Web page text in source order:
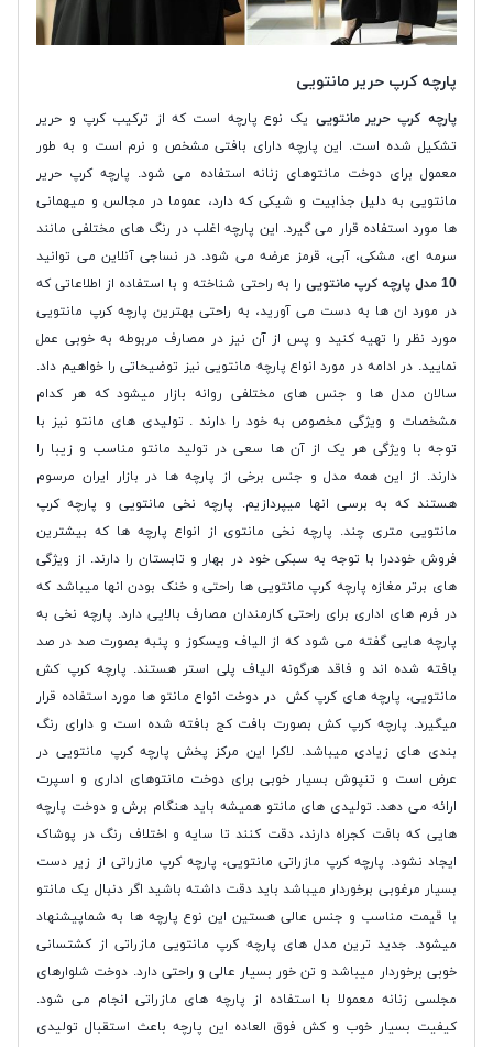
پارچه کرپ حریر مانتویی
پارچه کرپ حریر مانتویی یک نوع پارچه است که از ترکیب کرپ و حریر
تشکیل شده است. این پارچه دارای بافتی مشخص و نرم است و به طور
معمول برای دوخت مانتوهای زنانه استفاده می شود. پارچه کرپ حریر
مانتویی به دلیل جذابیت و شیکی که دارد، عموما در مجالس و میهمانی
ها مورد استفاده قرار می گیرد. این پارچه اغلب در رنگ های مختلفی مانند
سرمه ای، مشکی، آبی، قرمز عرضه می شود. در نساجی آنلاین می توانید
10 مدل پارچه کرپ مانتویی
را به راحتی شناخته و با استفاده از اطلاعاتی که
در مورد ان ها به دست می آورید، به راحتی بهترین پارچه کرپ مانتویی
مورد نظر را تهیه کنید و پس از آن نیز در مصارف مربوطه به خوبی عمل
نمایید. در ادامه در مورد انواع پارچه مانتویی نیز توضیحاتی را خواهیم داد.
سالان مدل ها و جنس های مختلفی روانه بازار میشود که هر کدام
مشخصات و ویژگی مخصوص به خود را دارند . تولیدی های مانتو نیز با
توجه با ویژگی هر یک از آن ها سعی در تولید مانتو مناسب و زیبا را
دارند. از این همه مدل و جنس برخی از پارچه ها در بازار ایران مرسوم
هستند که به برسی انها میپردازیم. پارچه نخی مانتویی و پارچه کرپ
مانتویی متری چند. پارچه نخی مانتوی از انواع پارچه ها که بیشترین
فروش خوددرا با توجه به سبکی خود در بهار و تابستان را دارند. از ویژگی
های برتر مغازه پارچه کرپ مانتویی ها راحتی و خنک بودن انها میباشد که
در فرم های اداری برای راحتی کارمندان مصارف بالایی دارد. پارچه نخی به
پارچه هایی گفته می شود که از الیاف ویسکوز و پنبه بصورت صد در صد
بافته شده اند و فاقد هرگونه الیاف پلی استر هستند. پارچه کرپ کش
مانتویی، پارچه های کرپ کش در دوخت انواع مانتو ها مورد استفاده قرار
میگیرد. پارچه کرپ کش بصورت بافت کج بافته شده است و دارای رنگ
بندی های زیادی میباشد. لاکرا این مرکز پخش پارچه کرپ مانتویی در
عرض است و تنپوش بسیار خوبی برای دوخت مانتوهای اداری و اسپرت
ارائه می دهد. تولیدی های مانتو همیشه باید هنگام برش و دوخت پارچه
هایی که بافت کجراه دارند، دقت کنند تا سایه و اختلاف رنگ در پوشاک
ایجاد نشود. پارچه کرپ مازراتی مانتویی، پارچه کرپ مازراتی از زیر دست
بسیار مرغوبی برخوردار میباشد باید دقت داشته باشید اگر دنبال یک مانتو
با قیمت مناسب و جنس عالی هستین این نوع پارچه ها به شماپیشنهاد
میشود. جدید ترین مدل های پارچه کرپ مانتویی مازراتی از کشتسانی
خوبی برخوردار میباشد و تن خور بسیار عالی و راحتی دارد. دوخت شلوارهای
مجلسی زنانه معمولا با استفاده از پارچه های مازراتی انجام می شود.
کیفیت بسیار خوب و کش فوق العاده این پارچه باعث استقبال تولیدی